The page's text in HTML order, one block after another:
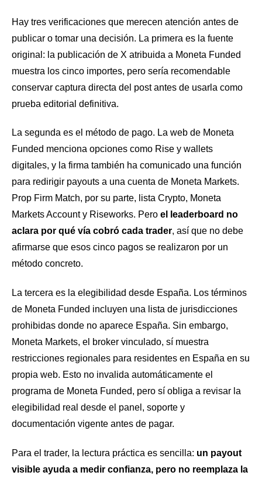
Hay tres verificaciones que merecen atención antes de
publicar o tomar una decisión. La primera es la fuente
original: la publicación de X atribuida a Moneta Funded
muestra los cinco importes, pero sería recomendable
conservar captura directa del post antes de usarla como
prueba editorial definitiva.
La segunda es el método de pago. La web de Moneta
Funded menciona opciones como Rise y wallets
digitales, y la firma también ha comunicado una función
para redirigir payouts a una cuenta de Moneta Markets.
Prop Firm Match, por su parte, lista Crypto, Moneta
Markets Account y Riseworks. Pero el leaderboard no
aclara por qué vía cobró cada trader, así que no debe
afirmarse que esos cinco pagos se realizaron por un
método concreto.
La tercera es la elegibilidad desde España. Los términos
de Moneta Funded incluyen una lista de jurisdicciones
prohibidas donde no aparece España. Sin embargo,
Moneta Markets, el broker vinculado, sí muestra
restricciones regionales para residentes en España en su
propia web. Esto no invalida automáticamente el
programa de Moneta Funded, pero sí obliga a revisar la
elegibilidad real desde el panel, soporte y
documentación vigente antes de pagar.
Para el trader, la lectura práctica es sencilla: un payout
visible ayuda a medir confianza, pero no reemplaza la